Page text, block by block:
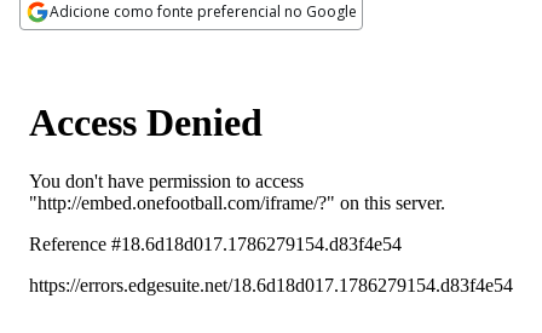
Adicione como fonte preferencial no Google